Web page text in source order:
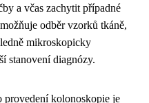
a včas zachytit případné
odběr vzorků tkáně,
mikroskopicky
stanovení diagnózy.
kolonoskopie je